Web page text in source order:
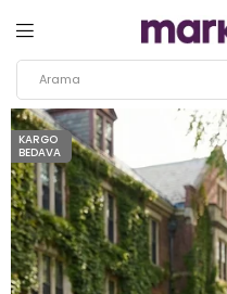
KARGO
BEDAVA